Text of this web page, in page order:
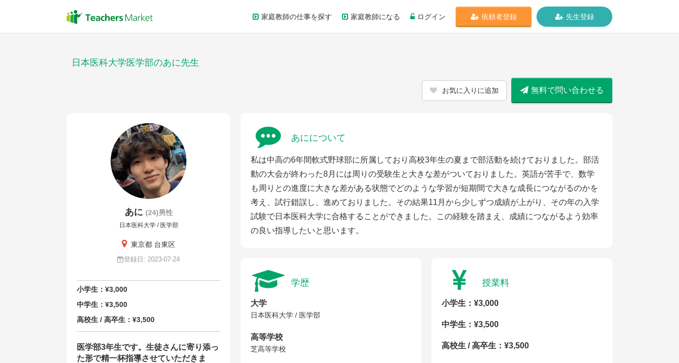
家庭教師の仕事を探す 家庭教師になる ログイン 依頼者登録 先生登録
日本医科大学医学部のあに先生
お気に入りに追加 無料で問い合わせる
あに (24)男性
日本医科大学 / 医学部
東京都 台東区
登録日: 2023-07-24
小学生：¥3,000
中学生：¥3,500
高校生 / 高卒生：¥3,500
医学部3年生です。生徒さんに寄り添っ
た形で精一杯指導させていただきま
あにについて
私は中高の6年間軟式野球部に所属しており高校3年生の夏まで部活動を続けておりました。部活
動の大会が終わった8月には周りの受験生と大きな差がついておりました。英語が苦手で、数学
も周りとの進度に大きな差がある状態でどのような学習が短期間で大きな成長につながるのかを
考え、試行錯誤し、進めておりました。その結果11月から少しずつ成績が上がり、その年の入学
試験で日本医科大学に合格することができました。この経験を踏まえ、成績につながるよう効率
の良い指導したいと思います。
学歴
大学
日本医科大学 / 医学部
高等学校
芝高等学校
授業料
小学生：¥3,000
中学生：¥3,500
高校生 / 高卒生：¥3,500